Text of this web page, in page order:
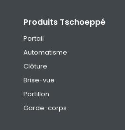
Produits Tschoeppé
Portail
Automatisme
Clôture
Brise-vue
Portillon
Garde-corps